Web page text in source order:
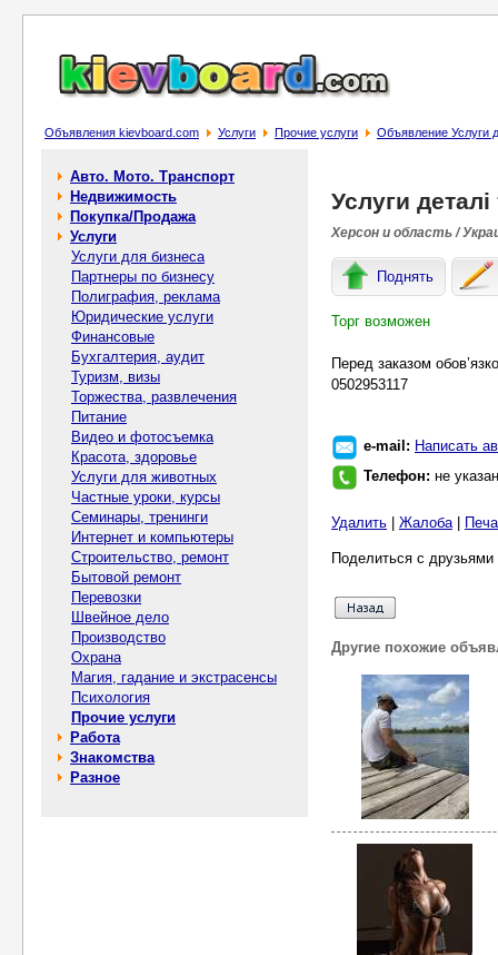
Объявления kievboard.com Услуги Прочие услуги Объявление Услуги
Авто. Мото. Транспорт
Недвижимость
Покупка/Продажа
Услуги
Услуги для бизнеса
Партнеры по бизнесу
Полиграфия, реклама
Юридические услуги
Финансовые
Бухгалтерия, аудит
Туризм, визы
Торжества, развлечения
Питание
Видео и фотосъемка
Красота, здоровье
Услуги для животных
Частные уроки, курсы
Семинары, тренинги
Интернет и компьютеры
Строительство, ремонт
Бытовой ремонт
Перевозки
Швейное дело
Производство
Охрана
Магия, гадание и экстрасенсы
Психология
Прочие услуги
Работа
Знакомства
Разное
Услуги
Херсон и область /
Поднять
Торг возможен
Перед заказом
0502953117
e-mail: Написать
Телефон: не указан
Удалить Жалоба|
Поделиться с
Другие похожие